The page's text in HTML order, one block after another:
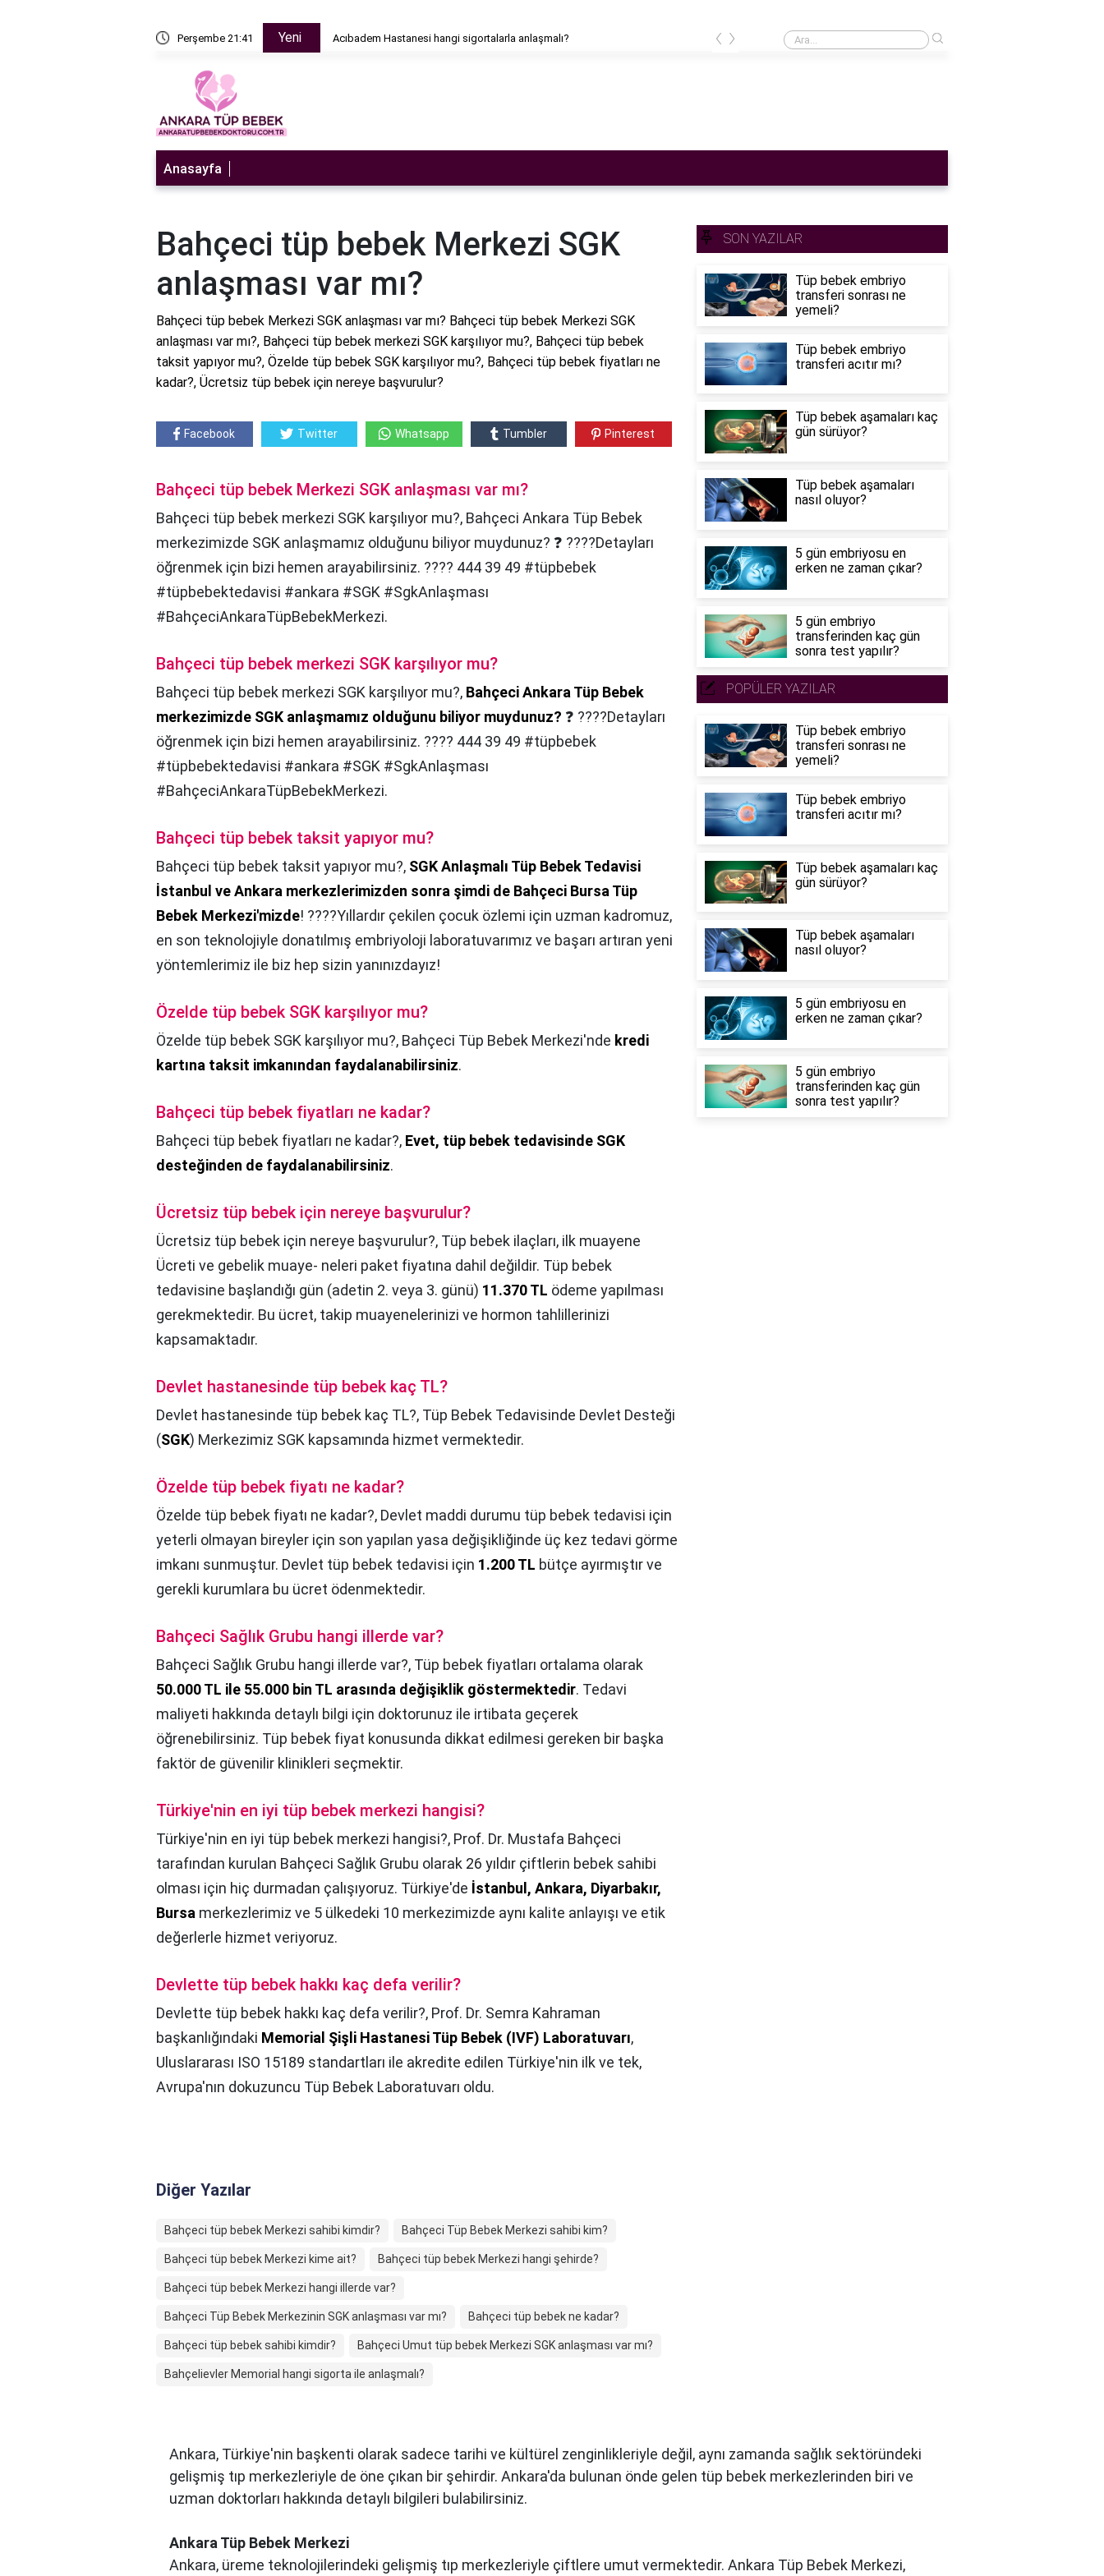
Perşembe 21:41 Yeni Acıbadem Hastanesi hangi sigortalarla anlaşmalı? Cinsel ilişkiden sonra adet gecikmesi normal mi?
‹ ›
Anasayfa
Bahçeci tüp bebek Merkezi SGK
anlaşması var mı?
Bahçeci tüp bebek Merkezi SGK anlaşması var mı? Bahçeci tüp bebek Merkezi SGK
anlaşması var mı?, Bahçeci tüp bebek merkezi SGK karşılıyor mu?, Bahçeci tüp bebek
taksit yapıyor mu?, Özelde tüp bebek SGK karşılıyor mu?, Bahçeci tüp bebek fiyatları ne
kadar?, Ücretsiz tüp bebek için nereye başvurulur?
Facebook Twitter Whatsapp Tumbler Pinterest
Bahçeci tüp bebek Merkezi SGK anlaşması var mı?
Bahçeci tüp bebek merkezi SGK karşılıyor mu?, Bahçeci Ankara Tüp Bebek
merkezimizde SGK anlaşmamız olduğunu biliyor muydunuz? ❓ ????Detayları
öğrenmek için bizi hemen arayabilirsiniz. ???? 444 39 49 #tüpbebek
#tüpbebektedavisi #ankara #SGK #SgkAnlaşması
#BahçeciAnkaraTüpBebekMerkezi.
Bahçeci tüp bebek merkezi SGK karşılıyor mu?
Bahçeci tüp bebek merkezi SGK karşılıyor mu?, Bahçeci Ankara Tüp Bebek
merkezimizde SGK anlaşmamız olduğunu biliyor muydunuz? ❓ ????Detayları
öğrenmek için bizi hemen arayabilirsiniz. ???? 444 39 49 #tüpbebek
#tüpbebektedavisi #ankara #SGK #SgkAnlaşması
#BahçeciAnkaraTüpBebekMerkezi.
Bahçeci tüp bebek taksit yapıyor mu?
Bahçeci tüp bebek taksit yapıyor mu?, SGK Anlaşmalı Tüp Bebek Tedavisi
İstanbul ve Ankara merkezlerimizden sonra şimdi de Bahçeci Bursa Tüp
Bebek Merkezi'mizde! ????Yıllardır çekilen çocuk özlemi için uzman kadromuz,
en son teknolojiyle donatılmış embriyoloji laboratuvarımız ve başarı artıran yeni
yöntemlerimiz ile biz hep sizin yanınızdayız!
Özelde tüp bebek SGK karşılıyor mu?
Özelde tüp bebek SGK karşılıyor mu?, Bahçeci Tüp Bebek Merkezi'nde kredi
kartına taksit imkanından faydalanabilirsiniz.
Bahçeci tüp bebek fiyatları ne kadar?
Bahçeci tüp bebek fiyatları ne kadar?, Evet, tüp bebek tedavisinde SGK
desteğinden de faydalanabilirsiniz.
Ücretsiz tüp bebek için nereye başvurulur?
Ücretsiz tüp bebek için nereye başvurulur?, Tüp bebek ilaçları, ilk muayene
Ücreti ve gebelik muaye- neleri paket fiyatına dahil değildir. Tüp bebek
tedavisine başlandığı gün (adetin 2. veya 3. günü) 11.370 TL ödeme yapılması
gerekmektedir. Bu ücret, takip muayenelerinizi ve hormon tahlillerinizi
kapsamaktadır.
Devlet hastanesinde tüp bebek kaç TL?
Devlet hastanesinde tüp bebek kaç TL?, Tüp Bebek Tedavisinde Devlet Desteği
(SGK) Merkezimiz SGK kapsamında hizmet vermektedir.
Özelde tüp bebek fiyatı ne kadar?
Özelde tüp bebek fiyatı ne kadar?, Devlet maddi durumu tüp bebek tedavisi için
yeterli olmayan bireyler için son yapılan yasa değişikliğinde üç kez tedavi görme
imkanı sunmuştur. Devlet tüp bebek tedavisi için 1.200 TL bütçe ayırmıştır ve
gerekli kurumlara bu ücret ödenmektedir.
Bahçeci Sağlık Grubu hangi illerde var?
Bahçeci Sağlık Grubu hangi illerde var?, Tüp bebek fiyatları ortalama olarak
50.000 TL ile 55.000 bin TL arasında değişiklik göstermektedir. Tedavi
maliyeti hakkında detaylı bilgi için doktorunuz ile irtibata geçerek
öğrenebilirsiniz. Tüp bebek fiyat konusunda dikkat edilmesi gereken bir başka
faktör de güvenilir klinikleri seçmektir.
Türkiye'nin en iyi tüp bebek merkezi hangisi?
Türkiye'nin en iyi tüp bebek merkezi hangisi?, Prof. Dr. Mustafa Bahçeci
tarafından kurulan Bahçeci Sağlık Grubu olarak 26 yıldır çiftlerin bebek sahibi
olması için hiç durmadan çalışıyoruz. Türkiye'de İstanbul, Ankara, Diyarbakır,
Bursa merkezlerimiz ve 5 ülkedeki 10 merkezimizde aynı kalite anlayışı ve etik
değerlerle hizmet veriyoruz.
Devlette tüp bebek hakkı kaç defa verilir?
Devlette tüp bebek hakkı kaç defa verilir?, Prof. Dr. Semra Kahraman
başkanlığındaki Memorial Şişli Hastanesi Tüp Bebek (IVF) Laboratuvarı,
Uluslararası ISO 15189 standartları ile akredite edilen Türkiye'nin ilk ve tek,
Avrupa'nın dokuzuncu Tüp Bebek Laboratuvarı oldu.
Diğer Yazılar
Bahçeci tüp bebek Merkezi sahibi kimdir? Bahçeci Tüp Bebek Merkezi sahibi kim?
Bahçeci tüp bebek Merkezi kime ait? Bahçeci tüp bebek Merkezi hangi şehirde?
Bahçeci tüp bebek Merkezi hangi illerde var?
Bahçeci Tüp Bebek Merkezinin SGK anlaşması var mı? Bahçeci tüp bebek ne kadar?
Bahçeci tüp bebek sahibi kimdir? Bahçeci Umut tüp bebek Merkezi SGK anlaşması var mı?
Bahçelievler Memorial hangi sigorta ile anlaşmalı?
SON YAZILAR
Tüp bebek embriyo
transferi sonrası ne
yemeli?
Tüp bebek embriyo
transferi acıtır mı?
Tüp bebek aşamaları kaç
gün sürüyor?
Tüp bebek aşamaları
nasıl oluyor?
5 gün embriyosu en
erken ne zaman çıkar?
5 gün embriyo
transferinden kaç gün
sonra test yapılır?
POPÜLER YAZILAR
Tüp bebek embriyo
transferi sonrası ne
yemeli?
Tüp bebek embriyo
transferi acıtır mı?
Tüp bebek aşamaları kaç
gün sürüyor?
Tüp bebek aşamaları
nasıl oluyor?
5 gün embriyosu en
erken ne zaman çıkar?
5 gün embriyo
transferinden kaç gün
sonra test yapılır?
Ankara, Türkiye'nin başkenti olarak sadece tarihi ve kültürel zenginlikleriyle değil, aynı zamanda sağlık sektöründeki
gelişmiş tıp merkezleriyle de öne çıkan bir şehirdir. Ankara'da bulunan önde gelen tüp bebek merkezlerinden biri ve
uzman doktorları hakkında detaylı bilgileri bulabilirsiniz.
Ankara Tüp Bebek Merkezi
Ankara, üreme teknolojilerindeki gelişmiş tıp merkezleriyle çiftlere umut vermektedir. Ankara Tüp Bebek Merkezi,